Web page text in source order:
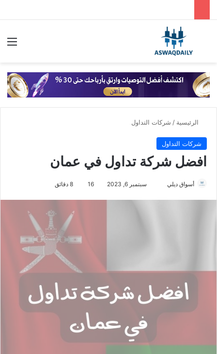
بحث عن
الرئيسية / شركات التداول
شركات التداول
افضل شركة تداول في عمان
أسواق ديلي
ل
و
سبتمبر 6, 2023 16